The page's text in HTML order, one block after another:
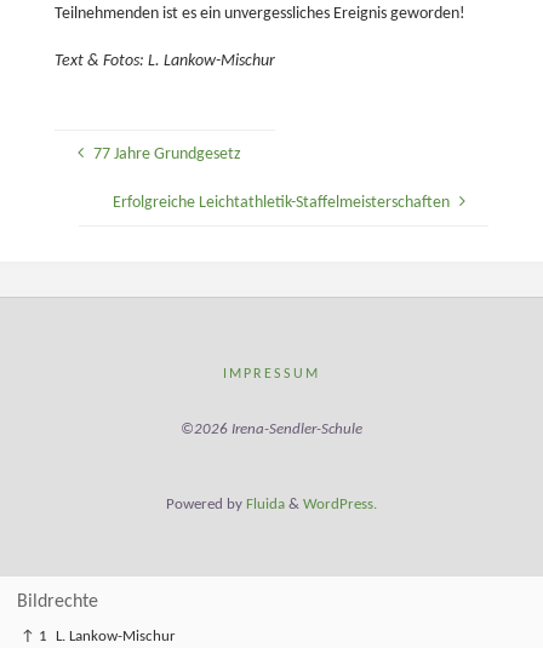
Teilnehmenden ist es ein unvergessliches Ereignis geworden!
Text & Fotos: L. Lankow-Mischur
77 Jahre Grundgesetz
Erfolgreiche Leichtathletik-Staffelmeisterschaften
IMPRESSUM
©2026 Irena-Sendler-Schule
Powered by Fluida & WordPress.
Bildrechte
↑ 1 L. Lankow-Mischur